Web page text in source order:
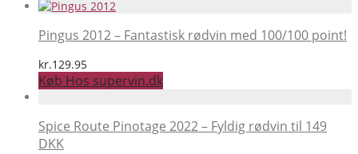
Pingus 2012 – Fantastisk rødvin med 100/100 point!
kr.129.95
Køb Hos supervin.dk
Spice Route Pinotage 2022 – Fyldig rødvin til 149
DKK